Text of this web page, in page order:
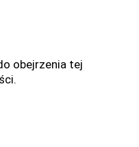
obejrzenia tej